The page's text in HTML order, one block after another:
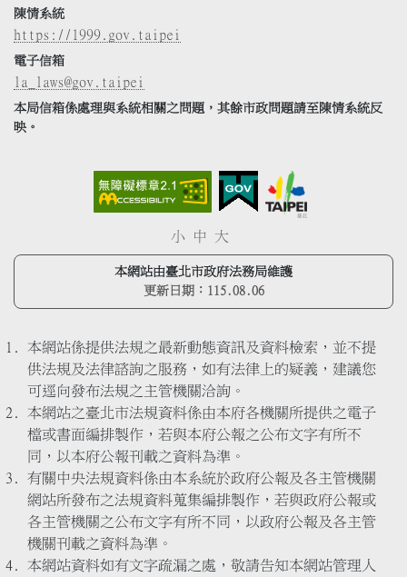
陳情系統
https://1999.gov.taipei
電子信箱
la_laws@gov.taipei
本局信箱係處理與系統相關之問題，其餘市政問題請至陳情系統反
映。
小 中 大
本網站由臺北市政府法務局維護
更新日期： 115.08.06
本網站係提供法規之最新動態資訊及資料檢索，並不提
供法規及法律諮詢之服務，如有法律上的疑義，建議您
可逕向發布法規之主管機關洽詢。
本網站之臺北市法規資料係由本府各機關所提供之電子
檔或書面編排製作，若與本府公報之公布文字有所不
同，以本府公報刊載之資料為準。
有關中央法規資料係由本系統於政府公報及各主管機關
網站所發布之法規資料蒐集編排製作，若與政府公報或
各主管機關之公布文字有所不同，以政府公報及各主管
機關刊載之資料為準。
本網站資料如有文字疏漏之處，敬請告知本網站管理人